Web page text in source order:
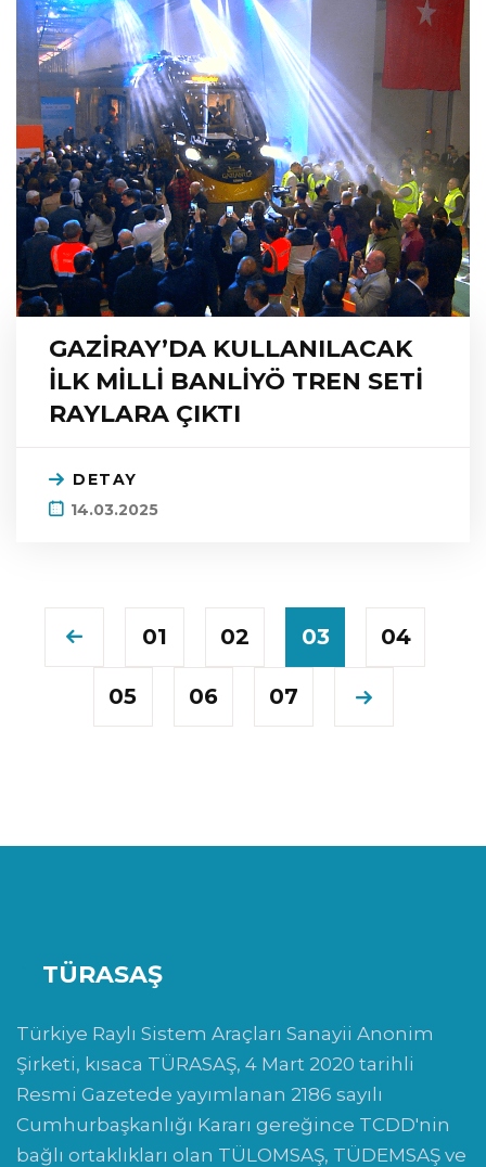
GAZİRAY’DA KULLANILACAK
İLK MİLLİ BANLİYÖ TREN SETİ
RAYLARA ÇIKTI
DETAY
14.03.2025
01 02 03 04
05 06 07
TÜRASAŞ
Türkiye Raylı Sistem Araçları Sanayii Anonim
Şirketi, kısaca TÜRASAŞ, 4 Mart 2020 tarihli
Resmi Gazetede yayımlanan 2186 sayılı
Cumhurbaşkanlığı Kararı gereğince TCDD'nin
bağlı ortaklıkları olan TÜLOMSAŞ, TÜDEMSAŞ ve